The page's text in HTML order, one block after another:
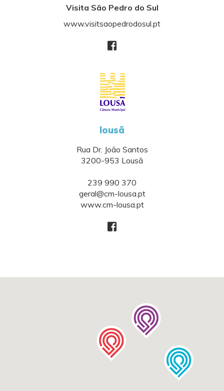
Visita São Pedro do Sul
www.visitsaopedrodosul.pt
lousã
Rua Dr. João Santos
3200-953 Lousã
239 990 370
geral@cm-lousa.pt
www.cm-lousa.pt